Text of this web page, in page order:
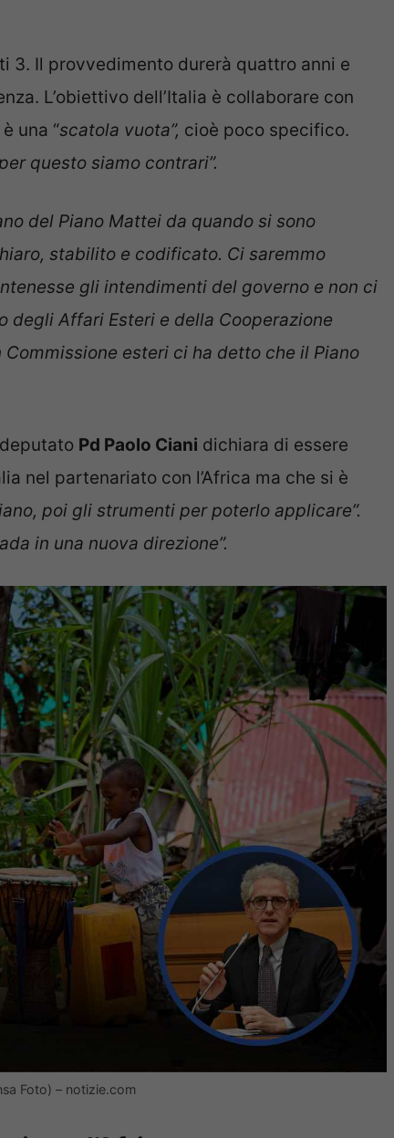
3. Il provvedimento durerà quattro anni e
L’obiettivo dell’Italia è collaborare con
una “scatola vuota”, cioè poco specifico.
questo siamo contrari”.
del Piano Mattei da quando si sono
stabilito e codificato. Ci saremmo
gli intendimenti del governo e non ci
degli Affari Esteri e della Cooperazione
esteri ci ha detto che il Piano
Pd Paolo Ciani dichiara di essere
nel partenariato con l’Africa ma che si è
poi gli strumenti per poterlo applicare”.
in una nuova direzione”.
Foto) – notizie.com